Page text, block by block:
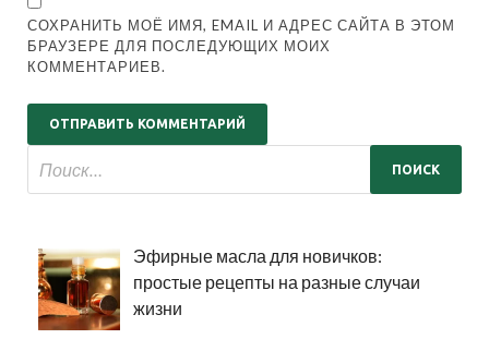
СОХРАНИТЬ МОЁ ИМЯ, EMAIL И АДРЕС САЙТА В ЭТОМ
БРАУЗЕРЕ ДЛЯ ПОСЛЕДУЮЩИХ МОИХ
КОММЕНТАРИЕВ.
Эфирные масла для новичков:
простые рецепты на разные случаи
жизни